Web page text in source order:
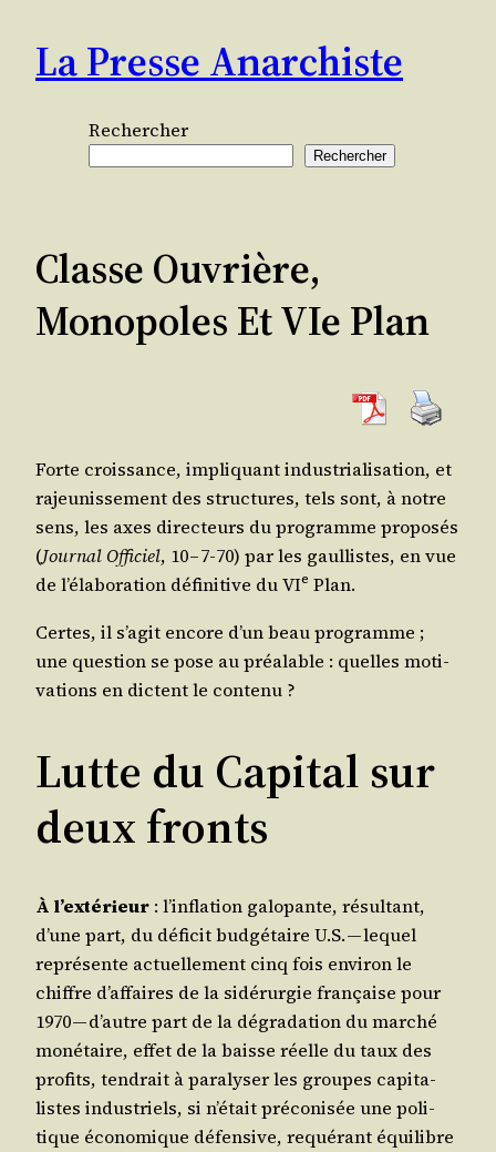
contenu
La Presse Anarchiste
Rechercher
Rechercher
Classe Ouvrière,
Monopoles Et VIe Plan
Forte crois­sance, impli­quant indus­tria­li­sa­tion, et
rajeu­nis­se­ment des struc­tures, tels sont, à notre
sens, les axes direc­teurs du pro­gramme pro­po­sés
(Jour­nal Offi­ciel, 10 – 7‑70) par les gaul­listes, en vue
de l’é­la­bo­ra­tion défi­ni­tive du VIe Plan.
Certes, il s’a­git encore d’un beau pro­gramme ;
une ques­tion se pose au préa­lable : quelles moti­
va­tions en dictent le contenu ?
Lutte du Capital sur
deux fronts
À l’ex­té­rieur : l’in­fla­tion galo­pante, résul­tant,
d’une part, du défi­cit bud­gé­taire U.S. — lequel
repré­sente actuel­le­ment cinq fois envi­ron le
chiffre d’af­faires de la sidé­rur­gie fran­çaise pour
1970 — d’autre part de la dégra­da­tion du mar­ché
moné­taire, effet de la baisse réelle du taux des
pro­fits, ten­drait à para­ly­ser les groupes capi­ta­
listes indus­triels, si n’é­tait pré­co­ni­sée une poli­
tique éco­no­mique défen­sive, requé­rant équi­libre